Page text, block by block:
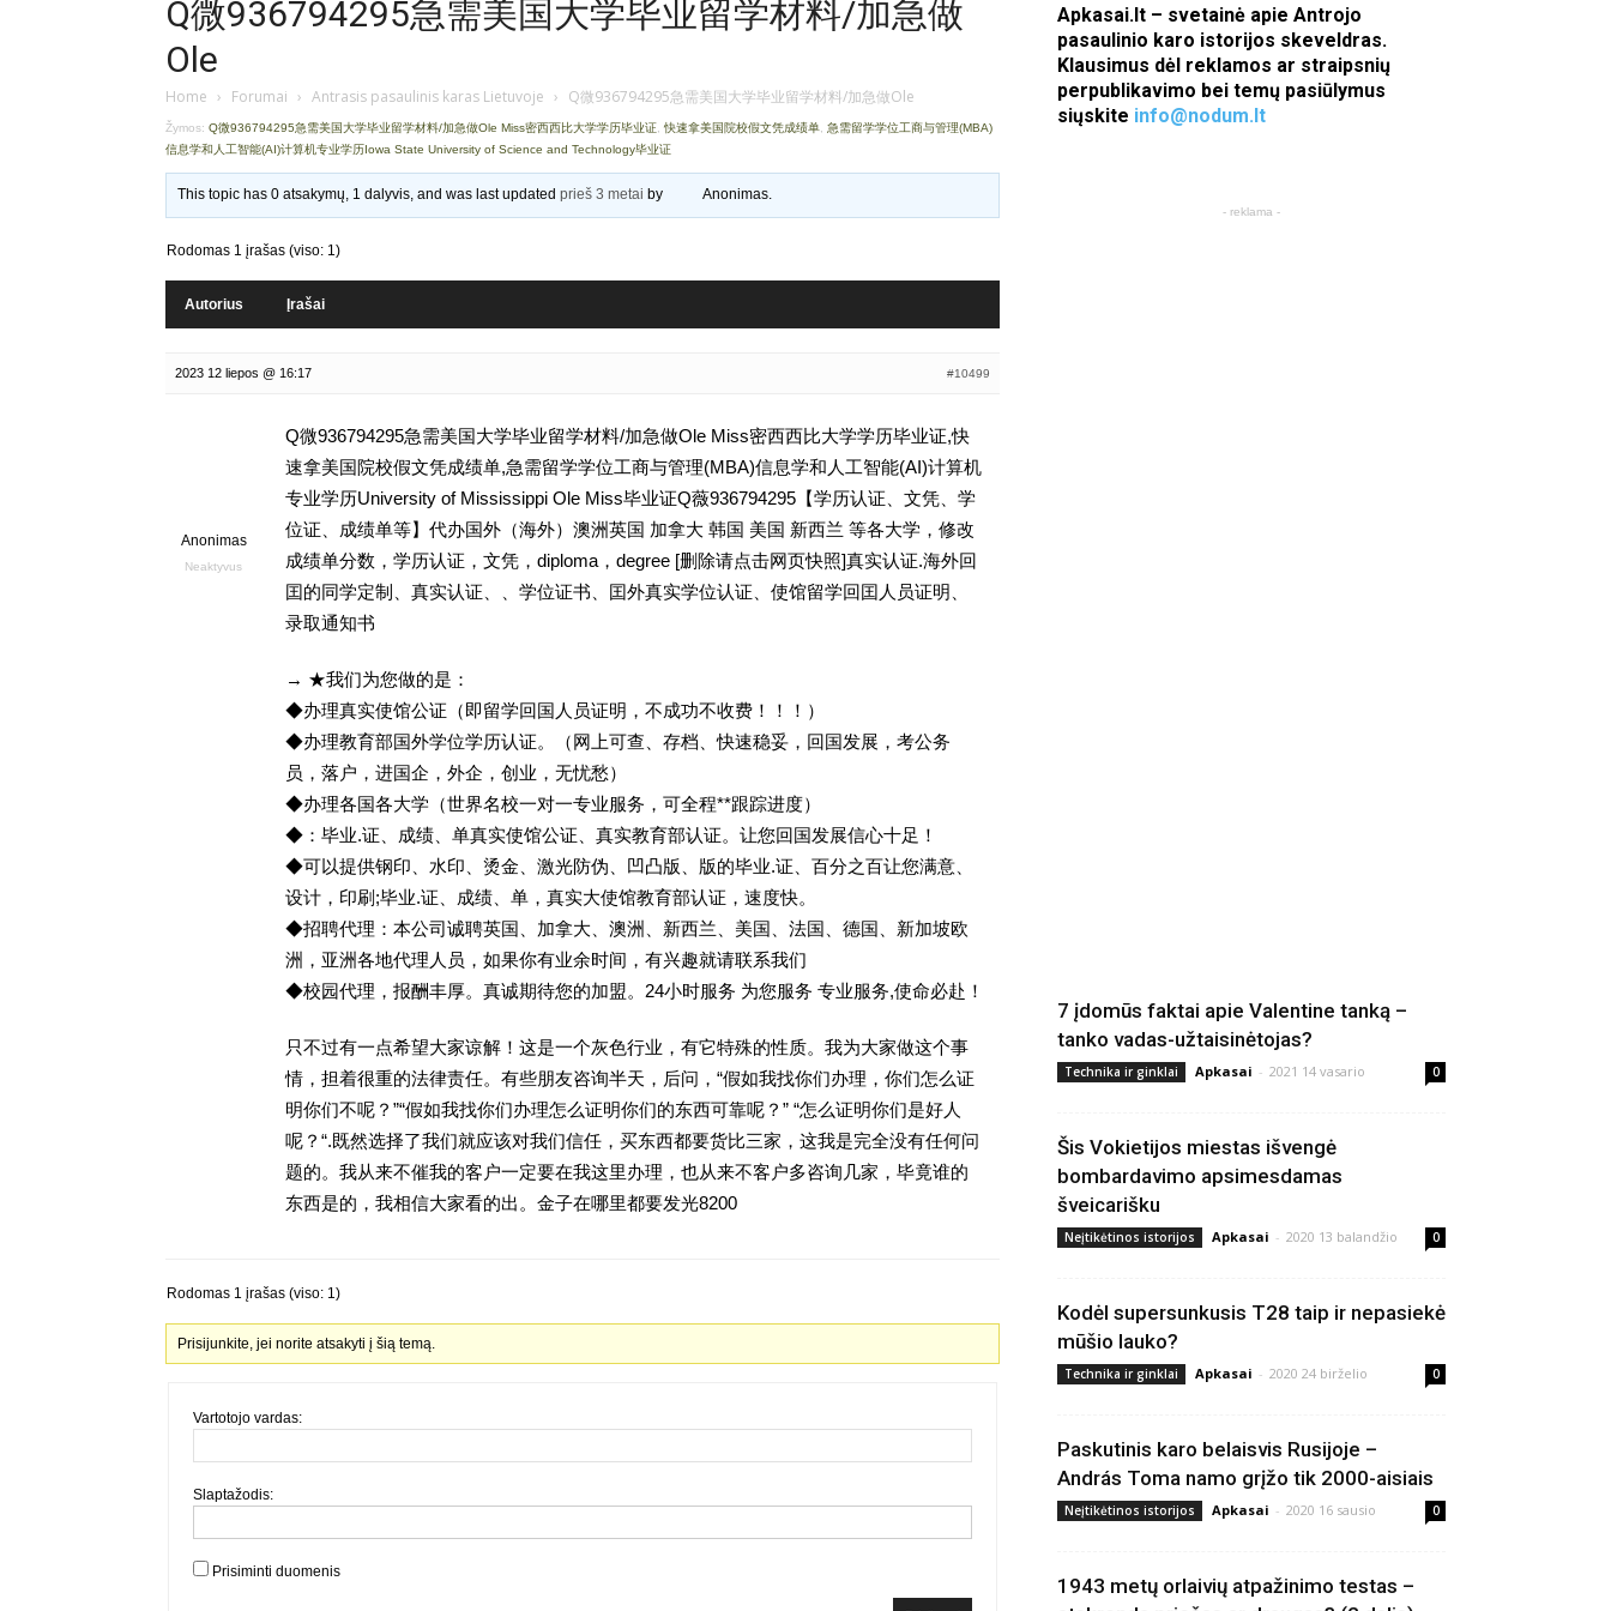
Q微936794295急需美国大学毕业留学材料/加急做
Ole
Home › Forumai › Antrasis pasaulinis karas Lietuvoje › Q微936794295急需美国大学毕业留学材料/加急做Ole
Žymos: Q微936794295急需美国大学毕业留学材料/加急做Ole Miss密西西比大学学历毕业证 快速拿美国院校假文凭成绩单 急需留学学位工商与管理(MBA)
信息学和人工智能(AI)计算机专业学历Iowa State University of Science and Technology毕业证
This topic has 0 atsakymų, 1 dalyvis, and was last updatedprieš 3 metai by Anonimas.
Rodomas 1 įrašas (viso: 1)
Autorius Įrašai
2023 12 liepos @ 16:17 #10499
Anonimas
Neaktyvus
Q微936794295急需美国大学毕业留学材料/加急做Ole Miss密西西比大学学历毕业证,快
速拿美国院校假文凭成绩单,急需留学学位工商与管理(MBA)信息学和人工智能(AI)计算机
专业学历University of Mississippi Ole Miss毕业证Q薇936794295【学历认证、文凭、学
位证、成绩单等】代办国外（海外）澳洲英国 加拿大 韩国 美国 新西兰 等各大学，修改
成绩单分数，学历认证，文凭，diploma，degree [删除请点击网页快照]真实认证.海外回
囯的同学定制、真实认证、、学位证书、囯外真实学位认证、使馆留学回囯人员证明、
录取通知书
→ ★我们为您做的是：
◆办理真实使馆公证（即留学回国人员证明，不成功不收费！！！）
◆办理教育部国外学位学历认证。（网上可查、存档、快速稳妥，回国发展，考公务
员，落户，进国企，外企，创业，无忧愁）
◆办理各国各大学（世界名校一对一专业服务，可全程**跟踪进度）
◆：毕业.证、成绩、单真实使馆公证、真实教育部认证。让您回国发展信心十足！
◆可以提供钢印、水印、烫金、激光防伪、凹凸版、版的毕业.证、百分之百让您满意、
设计，印刷;毕业.证、成绩、单，真实大使馆教育部认证，速度快。
◆招聘代理：本公司诚聘英国、加拿大、澳洲、新西兰、美国、法国、德国、新加坡欧
洲，亚洲各地代理人员，如果你有业余时间，有兴趣就请联系我们
◆校园代理，报酬丰厚。真诚期待您的加盟。24小时服务 为您服务 专业服务,使命必赴！
只不过有一点希望大家谅解！这是一个灰色行业，有它特殊的性质。我为大家做这个事
情，担着很重的法律责任。有些朋友咨询半天，后问，“假如我找你们办理，你们怎么证
明你们不呢？”“假如我找你们办理怎么证明你们的东西可靠呢？” “怎么证明你们是好人
呢？“.既然选择了我们就应该对我们信任，买东西都要货比三家，这我是完全没有任何问
题的。我从来不催我的客户一定要在我这里办理，也从来不客户多咨询几家，毕竟谁的
东西是的，我相信大家看的出。金子在哪里都要发光8200
Rodomas 1 įrašas (viso: 1)
Prisijunkite, jei norite atsakyti į šią temą.
Vartotojo vardas:
Slaptažodis:
Prisiminti duomenis
Apkasai.lt – svetainė apie Antrojo
pasaulinio karo istorijos skeveldras.
Klausimus dėl reklamos ar straipsnių
perpublikavimo bei temų pasiūlymus
siųskite info@nodum.lt
- reklama -
7 įdomūs faktai apie Valentine tanką –
tanko vadas-užtaisinėtojas?
Technika ir ginklai Apkasai - 2021 14 vasario 0
Šis Vokietijos miestas išvengė
bombardavimo apsimesdamas
šveicarišku
Neįtikėtinos istorijos Apkasai - 2020 13 balandžio 0
Kodėl supersunkusis T28 taip ir nepasiekė
mūšio lauko?
Technika ir ginklai Apkasai - 2020 24 birželio 0
Paskutinis karo belaisvis Rusijoje –
András Toma namo grįžo tik 2000-aisiais
Neįtikėtinos istorijos Apkasai - 2020 16 sausio 0
1943 metų orlaivių atpažinimo testas –